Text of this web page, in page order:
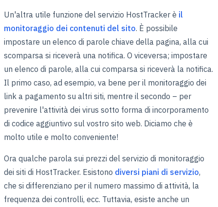
Un'altra utile funzione del servizio HostTracker è il
monitoraggio dei contenuti del sito. È possibile
impostare un elenco di parole chiave della pagina, alla cui
scomparsa si riceverà una notifica. O viceversa; impostare
un elenco di parole, alla cui comparsa si riceverà la notifica.
Il primo caso, ad esempio, va bene per il monitoraggio dei
link a pagamento su altri siti, mentre il secondo – per
prevenire l'attività dei virus sotto forma di incorporamento
di codice aggiuntivo sul vostro sito web. Diciamo che è
molto utile e molto conveniente!
Ora qualche parola sui prezzi del servizio di monitoraggio
dei siti di HostTracker. Esistono diversi piani di servizio,
che si differenziano per il numero massimo di attività, la
frequenza dei controlli, ecc. Tuttavia, esiste anche un